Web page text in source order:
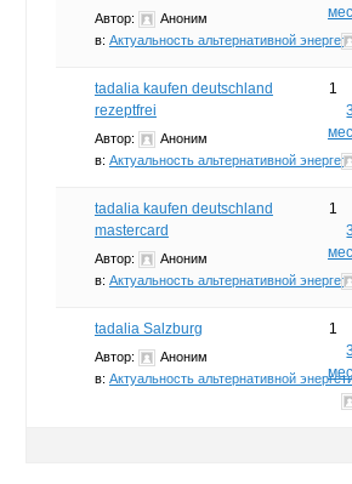
Автор:
Аноним
в: Актуальность альтернативной
tadalia kaufen deutschland
rezeptfrei
Автор:
Аноним
в: Актуальность альтернативной
1
tadalia kaufen deutschland
mastercard
Автор:
Аноним
в: Актуальность альтернативной
1
tadalia Salzburg
Автор:
Аноним
в: Актуальность альтернативной
1